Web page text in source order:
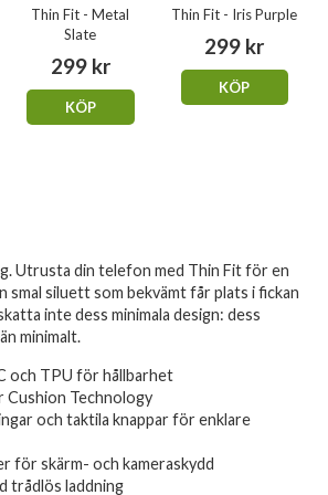
Thin Fit - Metal
Slate
299 kr
KÖP
Thin Fit - Iris Purple
299 kr
KÖP
Utrusta din telefon med Thin Fit för en
smal siluett som bekvämt får plats i fickan
inte dess minimala design: dess
minimalt.
och TPU för hållbarhet
Cushion Technology
och taktila knappar för enklare
för skärm- och kameraskydd
trådlös laddning